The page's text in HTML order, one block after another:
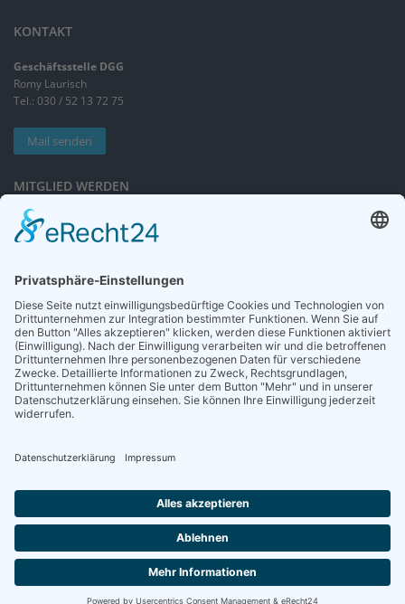
KONTAKT
Geschäftsstelle DGG
Romy Laurisch
Tel.: 030 / 52 13 72 75
Mail senden
MITGLIED WERDEN
Sieben gute Gründe
für Ihre Mitgliedschaft
NEWSLETTER
Neuigkeiten rund um die Geriatrie und die DGG – regelmäßig in Ihrem
Postfach.
Die Zeitschrift für Gerontologie und Geriatrie informiert über Neues aus
unserem Fach.